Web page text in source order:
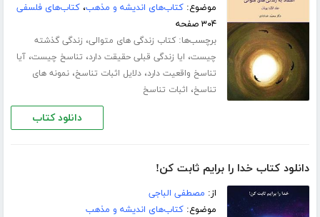
موضوع:کتاب‌های اندیشه و مذهب،کتاب‌های فلسفی
۳۰۴ صفحه
برچسب‌ها:کتاب زندگی های متوالی، زندگی گذشته
چیست، ایا زندگی قبلی حقیقت دارد، تناسخ چیست،آیا
تناسخ واقعیت دارد،دلایل اثبات تناسخ،نمونه های
تناسخ، اثبات تناسخ
دانلود کتاب
دانلود کتاب خدا را برایم ثابت کن!
از: مصطفی الباجی
موضوع:کتاب‌های اندیشه و مذهب